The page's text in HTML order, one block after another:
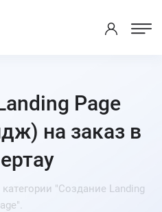
Page
на заказ в
"Создание Landing